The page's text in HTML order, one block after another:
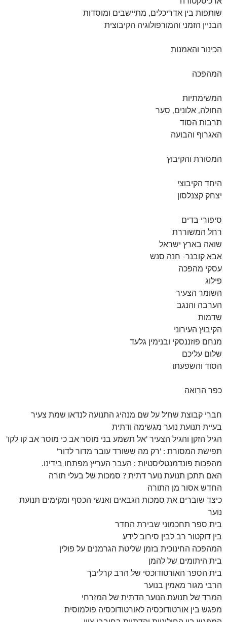
שותפות בין אדריכלים, מתיישבים ומוסדות
הבניין הזמני והמורפולוגיה הקיבוצית
הכינור והאמנות
המהפכה
המשימתיות
החולה, אלונים, סער
תרבות הסוד
האגרוף והבועה
המסורת והקיבוץ
היחד הקיבוצי
יצחק קצנלסון
סיפורי בדים
רחל המשוררת
שואה בארץ ישראל
אבא קובנר- חנה סנש
עסקי מהפכה
פילוג
השומר הצעיר
הערבה והנגב
שדמות
הקיבוץ העירוני
מנחם פוזננסקי ובנימין גלעד
שלום עליכם
הסוד והשפעתו
כפר הרואה
חברי קבוצת שח'ל על שם מנהיג התנועה לנדאו שמת צעיר
בעיית תנועת נוער מגשימה ודתית
הגיל הזקן והגיל הצעיר 'אל תשמע בני מוסר אב כי מוסר אב קו לקו'
תפישת המסורת : 'רק מה ששורד עובר מדור לדור'
מהפכות פונדמנטליסטיות : העבר העריץ מפתחו בידינו.
האם תתכן תנועת נוער דתית ? סמכות של בעלי תורה
החדש אסור מן התורה
כיצד שוברים את סמכות הגבאים ואנשי הכסף ומקימים תנועת
נוער
בית ספר תחכמוני שבירת החדר
בין דוקטור רב לבין סירוב לידע
המהפכה החינוכית בזמן שליטת הגרמנים על פולין
בית היתומים של להמן
בית הספר האורטודוכסי של הרב קרליבך
הרבי מגור מאמין בנוער
המרד של תנועת הנוער הדתית של המזרחי
מפגש בין אורטודוכסיה לאורטודוכסיה פולמוסית